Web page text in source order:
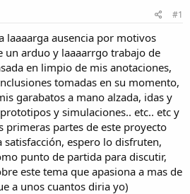
#1
laaaarga ausencia por motivos
un arduo y laaaarrgo trabajo de
en limpio de mis anotaciones,
tomadas en su momento,
garabatos a mano alzada, idas y
y simulaciones.. etc.. etc y
primeras partes de este proyecto
espero lo disfruten,
punto de partida para discutir,
este tema que apasiona a mas de
a unos cuantos diria yo)